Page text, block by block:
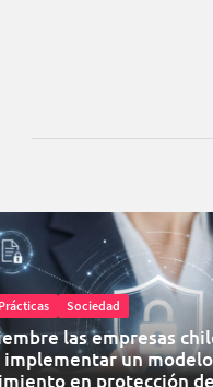
Sociedad
las empresas
implementar un
en protección